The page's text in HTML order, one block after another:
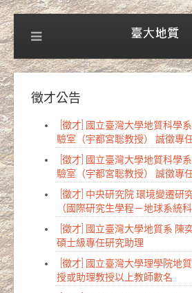
徵才公告
[徵才] 國立臺灣大學地質科學
驗室（宇都宮聡教授） 誠徵專
[徵才] 國立臺灣大學地質科學
驗室（宇都宮聡教授） 誠徵專
[徵才] 中央研究院 環境變遷研
（國際研究生學程－地球系統科
[徵才] 國立臺灣大學地質系 陳
碩士級專任研究助理
[徵才] 國立臺灣大學理學院地
授或助理教授以上教師數名